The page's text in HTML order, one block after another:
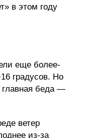
в этом году
еще более-
градусов. Но
главная беда —
ветер
из-за